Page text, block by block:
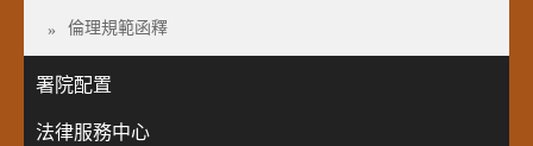
倫理規範函釋
署院配置
法律服務中心